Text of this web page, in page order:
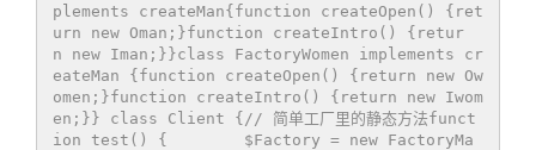
plements createMan{function createOpen() {ret
urn new Oman;}function createIntro() {retur
n new Iman;}}class FactoryWomen implements cr
eateMan {function createOpen() {return new Ow
omen;}function createIntro() {return new Iwom
en;}} class Client {// 简单工厂里的静态方法funct
ion test() {        $Factory = new FactoryMa